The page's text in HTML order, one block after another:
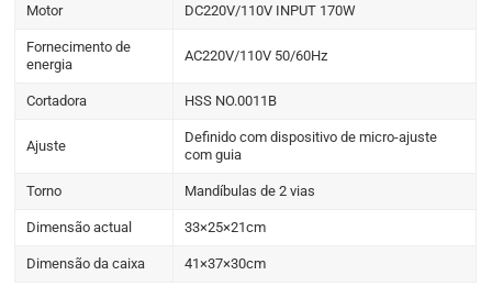
Motor DC220V/110V INPUT 170W
Fornecimento de
energia
AC220V/110V 50/60Hz
Cortadora HSS NO.0011B
Ajuste
Definido com dispositivo de micro-ajuste
com guia
Torno Mandíbulas de 2 vias
Dimensão actual 33×25×21cm
Dimensão da caixa 41×37×30cm